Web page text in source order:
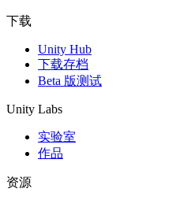
多人游戏
简化多人游戏开发
下载
Unity Hub
下载存档
Beta 版测试
Unity Labs
实验室
作品
资源